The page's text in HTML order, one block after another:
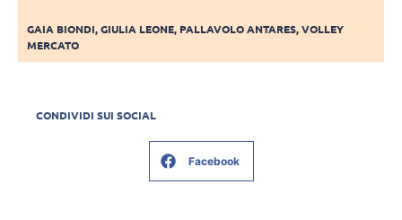
GAIA BIONDI,GIULIA LEONE, PALLAVOLO ANTARES,VOLLEY
MERCATO
CONDIVIDI SUI SOCIAL
Facebook